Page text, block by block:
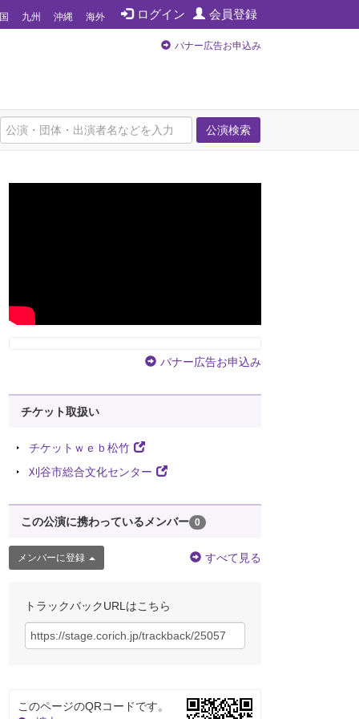
ログイン 会員登録
九州 沖縄 海外
バナー広告お申込み
公演検索
バナー広告お申込み
チケット取扱い
チケットｗｅｂ松竹
刈谷市総合文化センター
この公演に携わっているメンバー 0
メンバーに登録 すべて見る
トラックバックURLはこちら
このページのQRコードです。